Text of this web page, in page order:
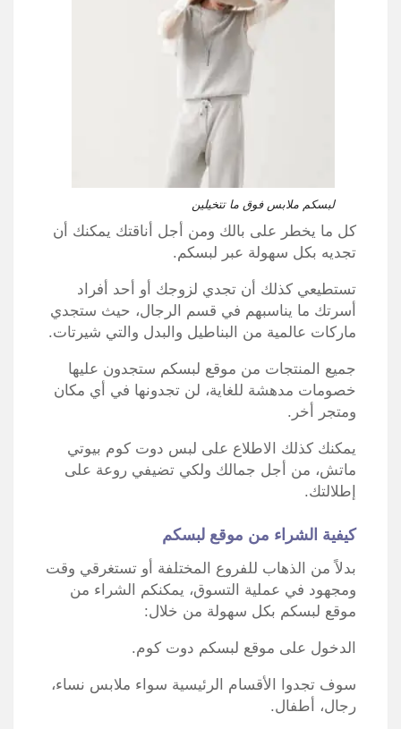
لبسكم ملابس فوق ما تتخيلين
كل ما يخطر على بالك ومن أجل أناقتك يمكنك أن
تجديه بكل سهولة عبر لبسكم.
تستطيعي كذلك أن تجدي لزوجك أو أحد أفراد
أسرتك ما يناسبهم في قسم الرجال، حيث ستجدي
ماركات عالمية من البناطيل والبدل والتي شيرتات.
جميع المنتجات من موقع لبسكم ستجدون عليها
خصومات مدهشة للغاية، لن تجدونها في أي مكان
ومتجر أخر.
يمكنك كذلك الاطلاع على لبس دوت كوم بيوتي
ماتش، من أجل جمالك ولكي تضيفي روعة على
إطلالتك.
كيفية الشراء من موقع لبسكم
بدلاً من الذهاب للفروع المختلفة أو تستغرقي وقت
ومجهود في عملية التسوق، يمكنكم الشراء من
موقع لبسكم بكل سهولة من خلال:
الدخول على موقع لبسكم دوت كوم.
سوف تجدوا الأقسام الرئيسية سواء ملابس نساء،
رجال، أطفال.